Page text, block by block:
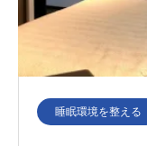
睡眠環境を整える